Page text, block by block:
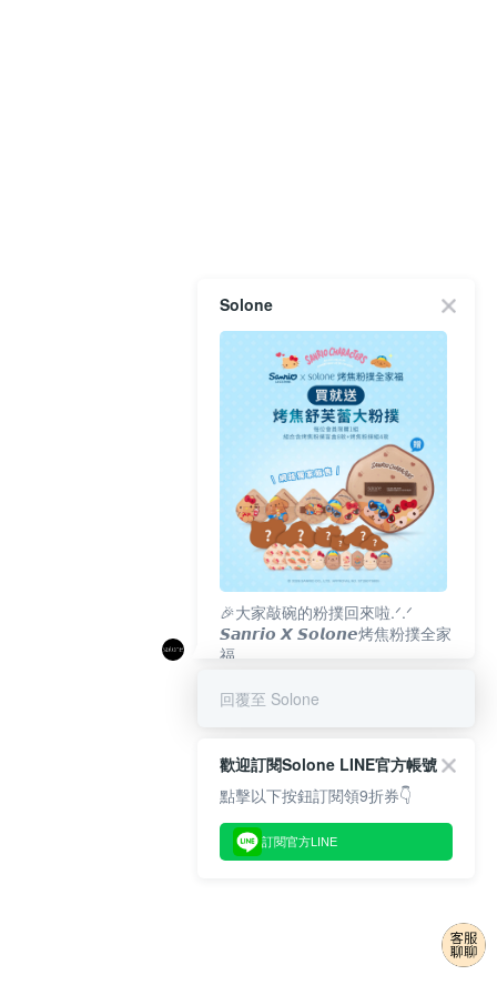
Solone
🎉大家敲碗的粉撲回來啦.ᐟ‪‪.ᐟ
𝙎𝙖𝙣𝙧𝙞𝙤 𝙓 𝙎𝙤𝙡𝙤𝙣𝙚烤焦粉撲全家
福
回覆至 Solone
歡迎訂閱Solone LINE官方帳號
點擊以下按鈕訂閱領9折券👇
訂閱官方LINE